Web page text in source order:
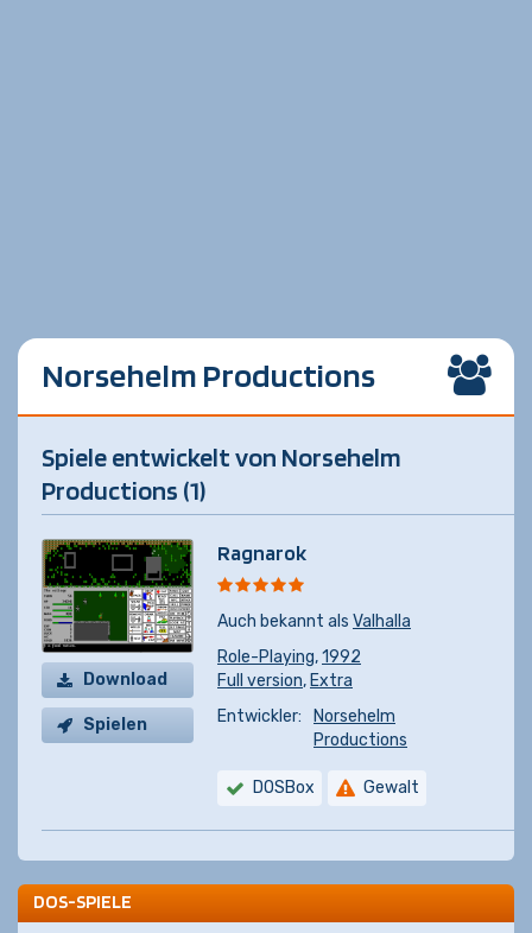
Norsehelm Productions
Spiele entwickelt von Norsehelm
Productions (1)
Download
Spielen
Ragnarok
Auch bekannt als Valhalla
Role-Playing,1992
Full version, Extra
Entwickler:
Norsehelm
Productions
DOSBox Gewalt
DOS-SPIELE